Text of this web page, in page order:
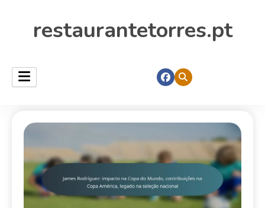
restaurantetorres.pt